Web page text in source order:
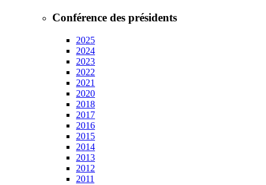
Conférence des présidents
2025
2024
2023
2022
2021
2020
2018
2017
2016
2015
2014
2013
2012
2011